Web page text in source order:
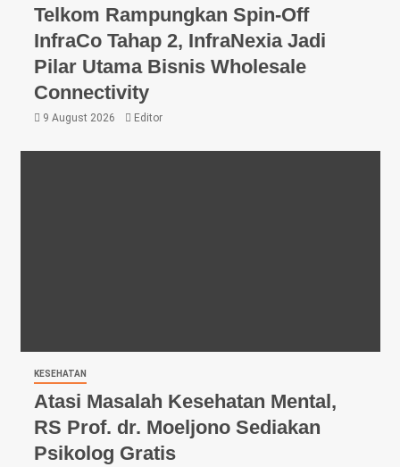
Telkom Rampungkan Spin-Off
InfraCo Tahap 2, InfraNexia Jadi
Pilar Utama Bisnis Wholesale
Connectivity
9 August 2026 Editor
KESEHATAN
Atasi Masalah Kesehatan Mental,
RS Prof. dr. Moeljono Sediakan
Psikolog Gratis